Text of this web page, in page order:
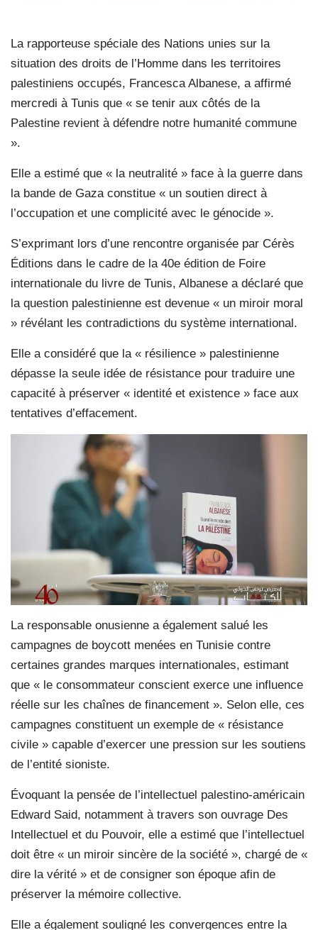
La rapporteuse spéciale des Nations unies sur la
situation des droits de l’Homme dans les territoires
palestiniens occupés, Francesca Albanese, a affirmé
mercredi à Tunis que « se tenir aux côtés de la
Palestine revient à défendre notre humanité commune
».
Elle a estimé que « la neutralité » face à la guerre dans
la bande de Gaza constitue « un soutien direct à
l’occupation et une complicité avec le génocide ».
S’exprimant lors d’une rencontre organisée par Cérès
Éditions dans le cadre de la 40e édition de Foire
internationale du livre de Tunis, Albanese a déclaré que
la question palestinienne est devenue « un miroir moral
» révélant les contradictions du système international.
Elle a considéré que la « résilience » palestinienne
dépasse la seule idée de résistance pour traduire une
capacité à préserver « identité et existence » face aux
tentatives d’effacement.
La responsable onusienne a également salué les
campagnes de boycott menées en Tunisie contre
certaines grandes marques internationales, estimant
que « le consommateur conscient exerce une influence
réelle sur les chaînes de financement ». Selon elle, ces
campagnes constituent un exemple de « résistance
civile » capable d’exercer une pression sur les soutiens
de l’entité sioniste.
Évoquant la pensée de l’intellectuel palestino-américain
Edward Said, notamment à travers son ouvrage Des
Intellectuel et du Pouvoir, elle a estimé que l’intellectuel
doit être « un miroir sincère de la société », chargé de «
dire la vérité » et de consigner son époque afin de
préserver la mémoire collective.
Elle a également souligné les convergences entre la